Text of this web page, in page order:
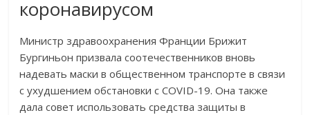
коронавирусом
Министр здравоохранения Франции Брижит
Бургиньон призвала соотечественников вновь
надевать маски в общественном транспорте в связи
с ухудшением обстановки с COVID-19. Она также
дала совет использовать средства защиты в